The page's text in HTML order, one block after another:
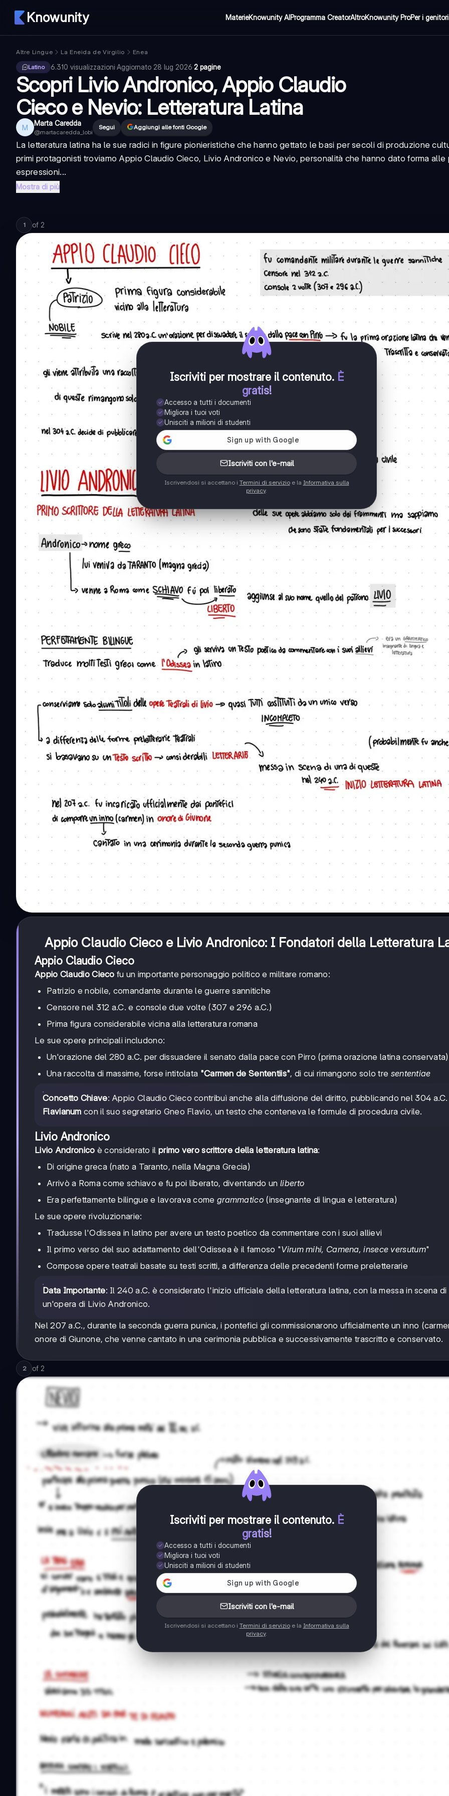
Knowunity MaterieKnowunity AIProgramma CreatorAltroKnowunity ProPer i genitori
Altre Lingue La Eneida de Virgilio
Enea
Latino
6.310 visualizzazioni·Aggiornato 28 lug 2026·2 pagine
Scopri Livio Andronico, Appio Claudio
Cieco e Nevio: Letteratura Latina
M Marta Caredda
@martacaredda_lobi
Segui Aggiungi alle fonti Google
La letteratura latina ha le sue radici in figure pionieristiche che hanno gettato le basi per secoli di produzione
primi protagonisti troviamo Appio Claudio Cieco, Livio Andronico e Nevio, personalità che hanno dato forma alle
espressioni...
Mostra di più
1 of 2
Iscriviti per mostrare il contenuto. È
gratis!
Accesso a tutti i documenti
Migliora i tuoi voti
Unisciti a milioni di studenti
Iscriviti con l'e-mail
Iscrivendosi si accettano i Termini di servizioe la Informativa sulla
privacy.
Appio Claudio Cieco e Livio Andronico: I Fondatori della Letteratura
Appio Claudio Cieco
Appio Claudio Cieco fu un importante personaggio politico e militare romano:
Patrizio e nobile, comandante durante le guerre sannitiche
Censore nel 312 a.C. e console due volte (307 e 296 a.C.)
Prima figura considerabile vicina alla letteratura romana
Le sue opere principali includono:
Un'orazione del 280 a.C. per dissuadere il senato dalla pace con Pirro (prima orazione latina conservata)
Una raccolta di massime, forse intitolata "Carmen de Sententiis", di cui rimangono solo tre sententiae
Concetto Chiave: Appio Claudio Cieco contribuì anche alla diffusione del diritto, pubblicando nel 304
Flavianum con il suo segretario Gneo Flavio, un testo che conteneva le formule di procedura civile.
Livio Andronico
Livio Andronico è considerato il primo vero scrittore della letteratura latina:
Di origine greca (nato a Taranto, nella Magna Grecia)
Arrivò a Roma come schiavo e fu poi liberato, diventando un liberto
Era perfettamente bilingue e lavorava come grammatico(insegnante di lingua e letteratura)
Le sue opere rivoluzionarie:
Tradusse l'Odissea in latino per avere un testo poetico da commentare con i suoi allievi
Il primo verso del suo adattamento dell'Odissea è il famoso "Virum mihi, Camena, insece versutum"
Compose opere teatrali basate su testi scritti, a differenza delle precedenti forme preletterarie
Data Importante: Il 240 a.C. è considerato l'inizio ufficiale della letteratura latina, con la messa in scena di
un'opera di Livio Andronico.
Nel 207 a.C., durante la seconda guerra punica, i pontefici gli commissionarono ufficialmente un inno
onore di Giunone, che venne cantato in una cerimonia pubblica e successivamente trascritto e conservato.
2 of 2
Iscriviti per mostrare il contenuto. È
gratis!
Accesso a tutti i documenti
Migliora i tuoi voti
Unisciti a milioni di studenti
Iscriviti con l'e-mail
Iscrivendosi si accettano i Termini di servizioe la Informativa sulla
privacy.